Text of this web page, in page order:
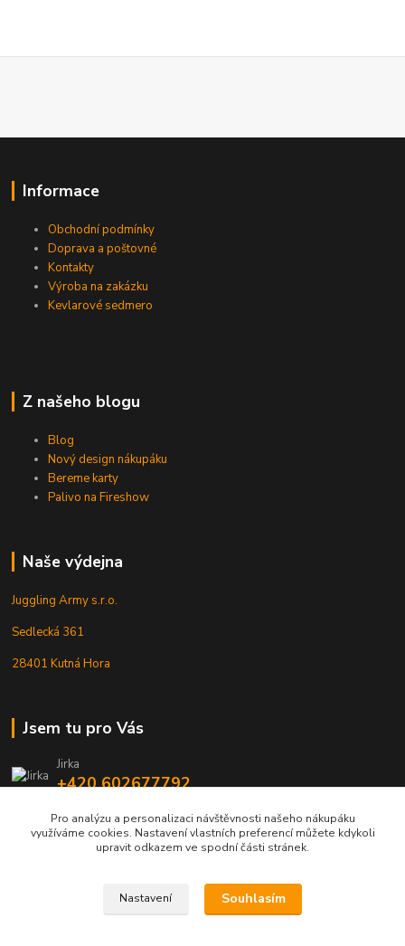
Informace
Obchodní podmínky
Doprava a poštovné
Kontakty
Výroba na zakázku
Kevlarové sedmero
Z našeho blogu
Blog
Nový design nákupáku
Bereme karty
Palivo na Fireshow
Naše výdejna
Juggling Army s.r.o.
Sedlecká 361
28401 Kutná Hora
Jsem tu pro Vás
Jirka
+420 602677792
info@jarmy.cz
Pro analýzu a personalizaci návštěvnosti našeho nákupáku
využíváme cookies. Nastavení vlastních preferencí můžete kdykoli
upravit odkazem ve spodní části stránek.
Nastavení Souhlasím